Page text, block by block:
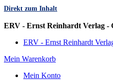
Direkt zum Inhalt
ERV - Ernst Reinhardt Verlag -
ERV - Ernst Reinhardt
Mein Warenkorb
Mein Konto